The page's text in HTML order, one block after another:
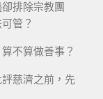
卻排除宗教團
管？
不算做善事？
慈濟之前，先